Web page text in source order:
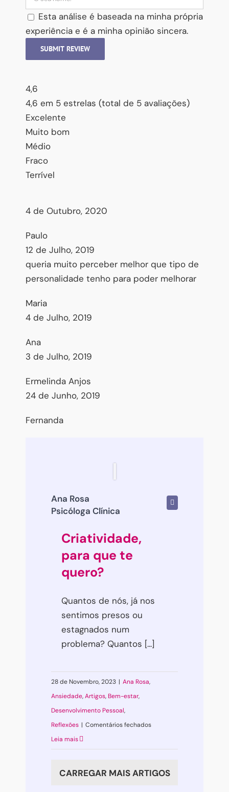
Esta análise é baseada na minha própria
experiência e é a minha opinião sincera.
SUBMIT REVIEW
4,6
4,6 em 5 estrelas (total de 5 avaliações)
Excelente
Muito bom
Médio
Fraco
Terrível
4 de Outubro, 2020
Paulo
12 de Julho, 2019
queria muito perceber melhor que tipo de
personalidade tenho para poder melhorar
Maria
4 de Julho, 2019
Ana
3 de Julho, 2019
Ermelinda Anjos
24 de Junho, 2019
Fernanda
Ana Rosa
Psicóloga Clínica
Criatividade,
para que te
quero?
Quantos de nós, já nos
sentimos presos ou
estagnados num
problema? Quantos [...]
28 de Novembro, 2023 | Ana Rosa,
Ansiedade,Artigos, Bem-estar,
Desenvolvimento Pessoal,
Reflexões | Comentários fechadosem
Leia mais
CARREGAR MAIS ARTIGOS
RECEBER
Interessado(a) em ser mais feliz?
que a Oficina de Psicologia envia gratuitamente. E
NÃO OBRIGADO